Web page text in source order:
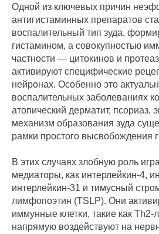
Одной из ключевых причин
антигистаминных препаратов
воспалительный тип зуда,
гистамином, а совокупностью
частности — цитокинов и
активируют специфические
нейронах. Особенно это
воспалительных заболеваниях
атопический дерматит, псориаз,
механизм образования зуда
рамки простого высвобождения
В этих случаях злобную роль
медиаторы, как интерлейкин-4,
интерлейкин-31 и тимусный
лимфопоэтин (TSLP). Они
иммунные клетки, такие как
напрямую воздействуют на